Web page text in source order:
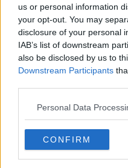
us or personal information
your opt-out. You may
disclosure of your personal
IAB’s list of downstream
also be disclosed by us to
Downstream Participants
Personal Data
CONFIRM
Fontia,
Scuola, in
Vitalizio del
Versi nel vento